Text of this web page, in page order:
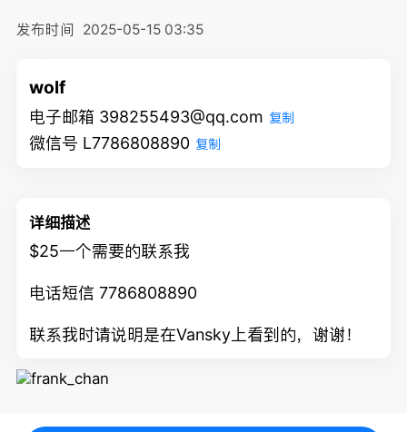
发布时间 2025-05-15 03:35
wolf
电子邮箱 398255493@qq.com 复制
微信号 L7786808890 复制
详细描述
$25一个需要的联系我
电话短信 7786808890
联系我时请说明是在Vansky上看到的，谢谢！